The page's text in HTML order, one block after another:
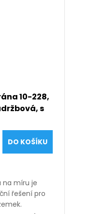
10-228,
s
výška
šedá RAL
DO KOŠÍKU
na míru je
řešení pro